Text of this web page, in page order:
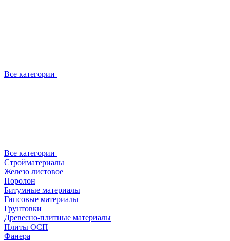
Все категории
Все категории
Стройматериалы
Железо листовое
Поролон
Битумные материалы
Гипсовые материалы
Грунтовки
Древесно-плитные материалы
Плиты ОСП
Фанера